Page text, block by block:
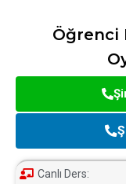
Öğrenci
Canlı Ders: